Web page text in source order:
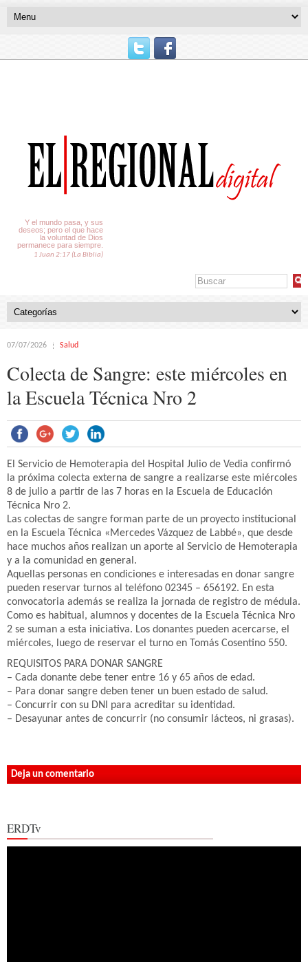
Y el mundo pasa, y sus
deseos; pero el que hace
la voluntad de Dios
permanece para siempre.
1 Juan 2:17 (La Biblia)
07/07/2026 Salud
Colecta de Sangre: este miércoles en
la Escuela Técnica Nro 2
El Servicio de Hemoterapia del Hospital Julio de Vedia confirmó
la próxima colecta externa de sangre a realizarse este miércoles
8 de julio a partir de las 7 horas en la Escuela de Educación
Técnica Nro 2.
Las colectas de sangre forman parte de un proyecto institucional
en la Escuela Técnica «Mercedes Vázquez de Labbé», que desde
hace muchos años realizan un aporte al Servicio de Hemoterapia
y a la comunidad en general.
Aquellas personas en condiciones e interesadas en donar sangre
pueden reservar turnos al teléfono 02345 – 656192. En esta
convocatoria además se realiza la jornada de registro de médula.
Como es habitual, alumnos y docentes de la Escuela Técnica Nro
2 se suman a esta iniciativa. Los donantes pueden acercarse, el
miércoles, luego de reservar el turno en Tomás Cosentino 550.
REQUISITOS PARA DONAR SANGRE
– Cada donante debe tener entre 16 y 65 años de edad.
– Para donar sangre deben tener un buen estado de salud.
– Concurrir con su DNI para acreditar su identidad.
– Desayunar antes de concurrir (no consumir lácteos, ni grasas).
Deja un comentario
ERDTv